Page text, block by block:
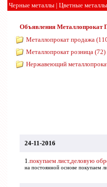
Черные металлы | Цветные металлы
Объявления Металлопрокат
Металлопрокат продажа
Металлопрокат розница (72)
Нержавеющий
24-11-2016
1.покупаем лист,деловую
на постоянной основе покупаем